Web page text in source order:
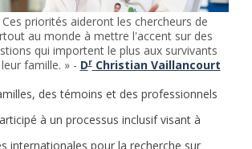
Ces priorités aideront les chercheurs de
au monde à mettre l'accent sur des
qui importent le plus aux survivants
famille. » - DrChristian Vaillancourt
des témoins et des professionnels
à un processus inclusif visant à
internationales pour la recherche sur